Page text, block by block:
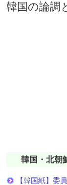
韓国の論調
韓国・北朝
【韓国紙】委